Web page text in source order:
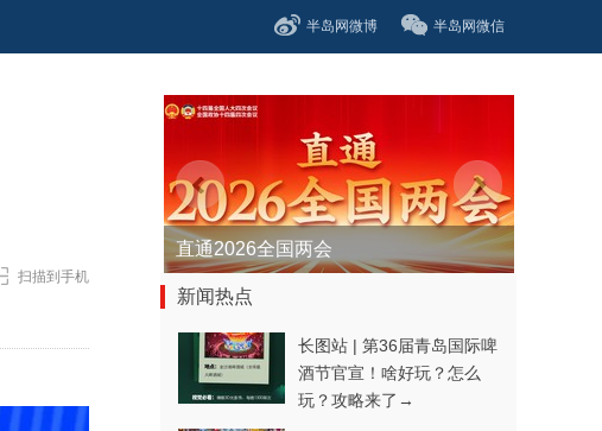
半岛网微博 半岛网微信
扫描到手机
直通2026全国两会
新闻热点
长图站 | 第36届青岛国际啤
酒节官宣！啥好玩？怎么
玩？攻略来了→